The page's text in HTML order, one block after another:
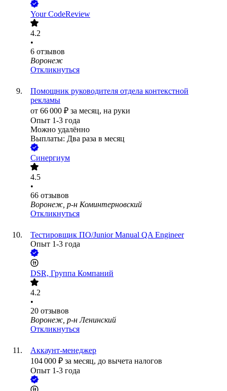
Your CodeReview
4.2
•
6 отзывов
Воронеж
Откликнуться
Помощник руководителя отдела контекстной
рекламы
от 66 000 ₽ за месяц, на руки
Опыт 1-3 года
Можно удалённо
Выплаты: Два раза в месяц
Синергиум
4.5
•
66 отзывов
Воронеж, р-н Коминтерновский
Откликнуться
Тестировщик ПО/Junior Manual QA Engineer
Опыт 1-3 года
DSR, Группа Компаний
4.2
•
20 отзывов
Воронеж, р-н Ленинский
Откликнуться
Аккаунт-менеджер
104 000 ₽ за месяц, до вычета налогов
Опыт 1-3 года